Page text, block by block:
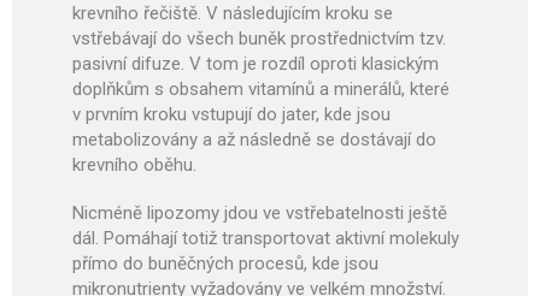
krevního řečiště. V následujícím kroku se
vstřebávají do všech buněk prostřednictvím tzv.
pasivní difuze. V tom je rozdíl oproti klasickým
doplňkům s obsahem vitamínů a minerálů, které
v prvním kroku vstupují do jater, kde jsou
metabolizovány a až následně se dostávají do
krevního oběhu.
Nicméně lipozomy jdou ve vstřebatelnosti ještě
dál. Pomáhají totiž transportovat aktivní molekuly
přímo do buněčných procesů, kde jsou
mikronutrienty vyžadovány ve velkém množství.